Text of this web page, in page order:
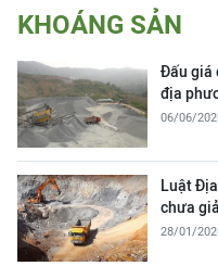
KHOÁNG SẢN
Đấu giá
địa
06/06/
Luật
chưa
28/01/